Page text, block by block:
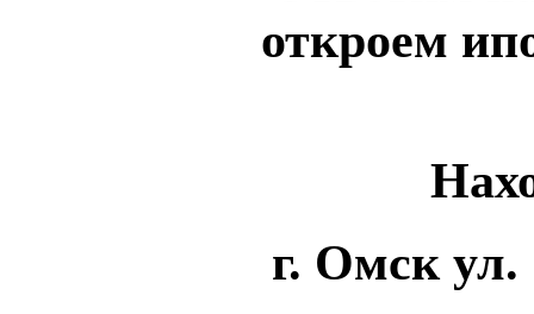
откроем
г. Омск ул.